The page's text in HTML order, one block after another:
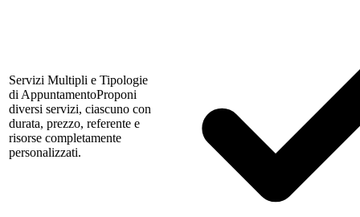
Servizi Multipli e Tipologie
di AppuntamentoProponi
diversi servizi, ciascuno con
durata, prezzo, referente e
risorse completamente
personalizzati.